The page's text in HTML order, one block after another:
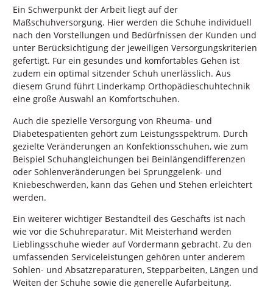
Ein Schwerpunkt der Arbeit liegt auf der
Maßschuhversorgung. Hier werden die Schuhe individuell
nach den Vorstellungen und Bedürfnissen der Kunden und
unter Berücksichtigung der jeweiligen Versorgungskriterien
gefertigt. Für ein gesundes und komfortables Gehen ist
zudem ein optimal sitzender Schuh unerlässlich. Aus
diesem Grund führt Linderkamp Orthopädieschuhtechnik
eine große Auswahl an Komfortschuhen.
Auch die spezielle Versorgung von Rheuma- und
Diabetespatienten gehört zum Leistungsspektrum. Durch
gezielte Veränderungen an Konfektionsschuhen, wie zum
Beispiel Schuhangleichungen bei Beinlängendifferenzen
oder Sohlenveränderungen bei Sprunggelenk- und
Kniebeschwerden, kann das Gehen und Stehen erleichtert
werden.
Ein weiterer wichtiger Bestandteil des Geschäfts ist nach
wie vor die Schuhreparatur. Mit Meisterhand werden
Lieblingsschuhe wieder auf Vordermann gebracht. Zu den
umfassenden Serviceleistungen gehören unter anderem
Sohlen- und Absatzreparaturen, Stepparbeiten, Längen und
Weiten der Schuhe sowie die generelle Aufarbeitung.